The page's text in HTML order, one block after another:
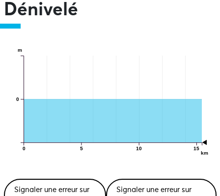
Dénivelé
0 5 10 15
km
0
m
Signaler une erreur sur
Signaler une erreur sur